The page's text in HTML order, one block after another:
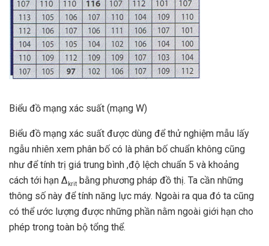
Biểu đồ mạng xác suất (mạng W)
Biểu đồ mạng xác suất được dùng để thử nghiệm mẫu lấy
ngẫu nhiên xem phân bố có là phân bố chuẩn không cũng
như để tính trị giá trung bình ,độ lệch chuẩn 5 và khoảng
cách tới hạn Δ krit bằng phương pháp đồ thị. Ta cần những
thông số này để tính năng lực máy. Ngoài ra qua đó ta cũng
có thể ước lượng được những phần nằm ngoài giới hạn cho
phép trong toàn bộ tổng thể.